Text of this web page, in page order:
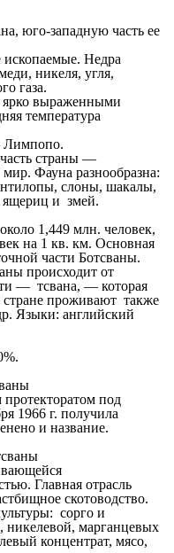
юго-западную часть ее
ископаемые. Недра
никеля, угля,
газа.
ярко выраженными
температура
Лимпопо.
страны —
Фауна разнообразна:
слоны, шакалы,
ящериц и змей.
1,449 млн. человек,
на 1 кв. км. Основная
части Ботсваны.
происходит от
— тсвана, — которая
стране проживают также
Языки: английский
под
1966 г. получила
и название.
Главная отрасль
скотоводство.
сорго и
никелевой, марганцевых
концентрат, мясо,